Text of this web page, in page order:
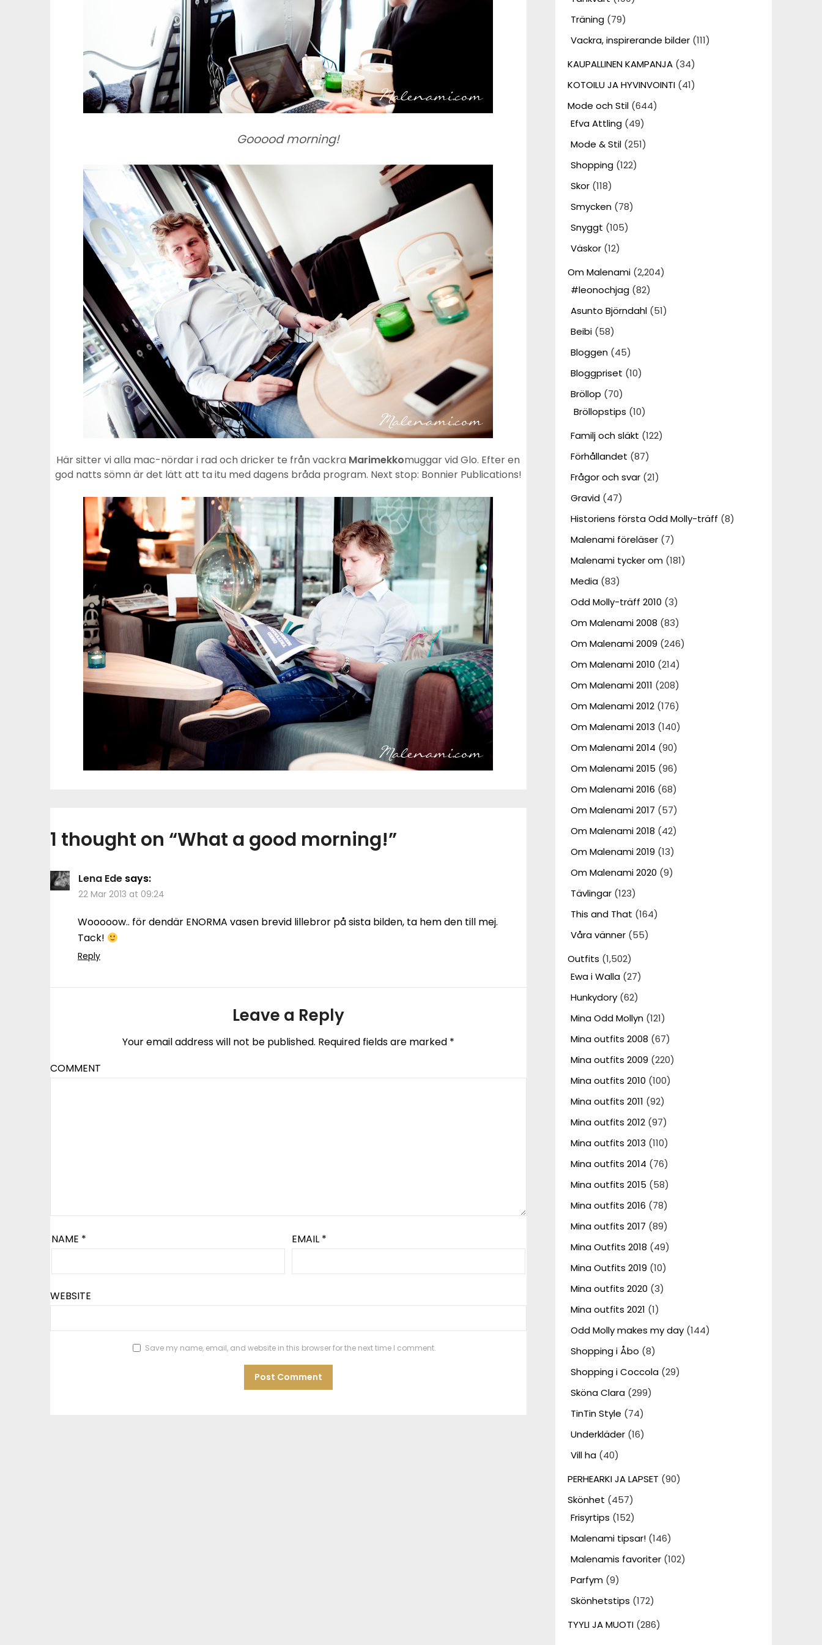
Gooood morning!
Här sitter vi alla mac-nördar i rad och dricker te från vackra Marimekkomuggar vid Glo. Efter en
god natts sömn är det lätt att ta itu med dagens bråda program. Next stop: Bonnier Publications!
1 thought on “What a good morning!”
Lena Ede says:
22 Mar 2013 at 09:24
Wooooow.. för dendär ENORMA vasen brevid lillebror på sista bilden, ta hem den till mej.
Tack!
Reply
Leave a Reply
Your email address will not be published. Required fields are marked *
COMMENT
NAME * EMAIL *
WEBSITE
Save my name, email, and website in this browser for the next time I comment.
Träning(79)
Vackra, inspirerande bilder(111)
KAUPALLINEN KAMPANJA(34)
KOTOILU JA HYVINVOINTI(41)
Mode och Stil(644)
Efva Attling(49)
Mode & Stil(251)
Shopping(122)
Skor(118)
Smycken(78)
Snyggt (105)
Väskor(12)
Om Malenami(2,204)
#leonochjag(82)
Asunto Björndahl(51)
Beibi(58)
Bloggen(45)
Bloggpriset (10)
Bröllop (70)
Bröllopstips (10)
Familj och släkt (122)
Förhållandet (87)
Frågor och svar(21)
Gravid(47)
Historiens första Odd Molly-träff (8)
Malenami föreläser(7)
Malenami tycker om(181)
Media(83)
Odd Molly-träff 2010 (3)
Om Malenami 2008 (83)
Om Malenami 2009 (246)
Om Malenami 2010 (214)
Om Malenami 2011 (208)
Om Malenami 2012(176)
Om Malenami 2013 (140)
Om Malenami 2014 (90)
Om Malenami 2015 (96)
Om Malenami 2016 (68)
Om Malenami 2017 (57)
Om Malenami 2018 (42)
Om Malenami 2019 (13)
Om Malenami 2020 (9)
Tävlingar(123)
This and That (164)
Våra vänner(55)
Outfits (1,502)
Ewa i Walla(27)
Hunkydory(62)
Mina Odd Mollyn(121)
Mina outfits 2008 (67)
Mina outfits 2009 (220)
Mina outfits 2010 (100)
Mina outfits 2011 (92)
Mina outfits 2012(97)
Mina outfits 2013 (110)
Mina outfits 2014 (76)
Mina outfits 2015 (58)
Mina outfits 2016 (78)
Mina outfits 2017 (89)
Mina Outfits 2018 (49)
Mina Outfits 2019 (10)
Mina outfits 2020 (3)
Mina outfits 2021 (1)
Odd Molly makes my day(144)
Shopping i Åbo (8)
Shopping i Coccola(29)
Sköna Clara(299)
TinTin Style (74)
Underkläder(16)
Vill ha(40)
PERHEARKI JA LAPSET (90)
Skönhet (457)
Frisyrtips (152)
Malenami tipsar!(146)
Malenamis favoriter(102)
Parfym(9)
Skönhetstips (172)
TYYLI JA MUOTI(286)